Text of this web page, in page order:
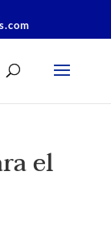
el